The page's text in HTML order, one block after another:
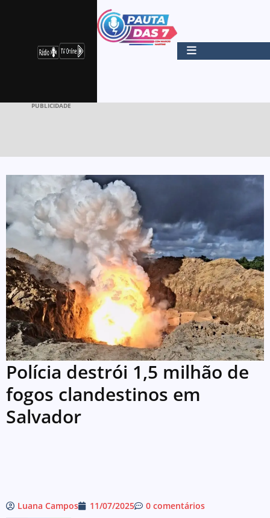
PUBLICIDADE
Polícia destrói 1,5 milhão de
fogos clandestinos em
Salvador
Luana Campos 11/07/2025 0 comentários